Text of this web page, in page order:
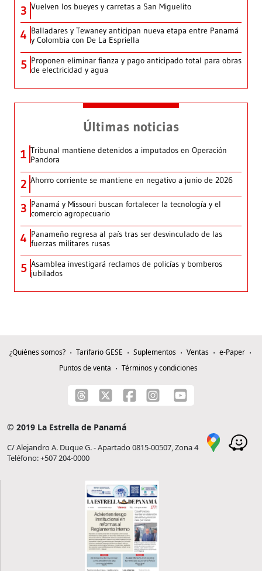
3 Vuelven los bueyes y carretas a San Miguelito
4 Balladares y Tewaney anticipan nueva etapa entre Panamá
y Colombia con De La Espriella
5 Proponen eliminar fianza y pago anticipado total para obras
de electricidad y agua
Últimas noticias
1 Tribunal mantiene detenidos a imputados en Operación
Pandora
2 Ahorro corriente se mantiene en negativo a junio de 2026
3 Panamá y Missouri buscan fortalecer la tecnología y el
comercio agropecuario
4 Panameño regresa al país tras ser desvinculado de las
fuerzas militares rusas
5 Asamblea investigará reclamos de policías y bomberos
jubilados
¿Quiénes somos? Tarifario GESE Suplementos Ventas
e-Paper
Puntos de venta
Términos y condiciones
© 2019 La Estrella de Panamá
C/ Alejandro A. Duque G. - Apartado 0815-00507, Zona 4
Teléfono: +507 204-0000